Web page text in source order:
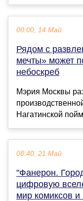
00:00, 14 Май
Рядом с
мечты» может
небоскреб
Мэрия Москвы
Нагатинской
08:40, 21 Май
"Фанерон.
цифровую
мир комиксов